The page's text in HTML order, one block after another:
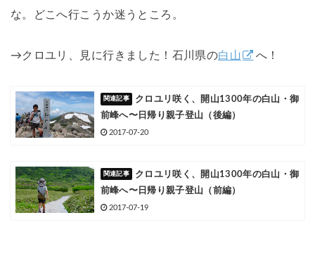
な。どこへ行こうか迷うところ。
→クロユリ、見に行きました！石川県の白山 へ！
クロユリ咲く、開山1300年の白山・御
前峰へ〜日帰り親子登山（後編）
2017-07-20
クロユリ咲く、開山1300年の白山・御
前峰へ〜日帰り親子登山（前編）
2017-07-19